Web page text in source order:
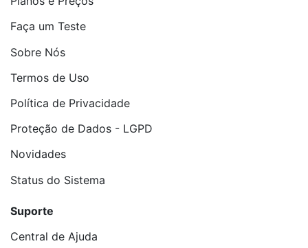
Faça um Teste
Sobre Nós
Termos de Uso
Política de Privacidade
Proteção de Dados - LGPD
Novidades
Status do Sistema
Suporte
Central de Ajuda